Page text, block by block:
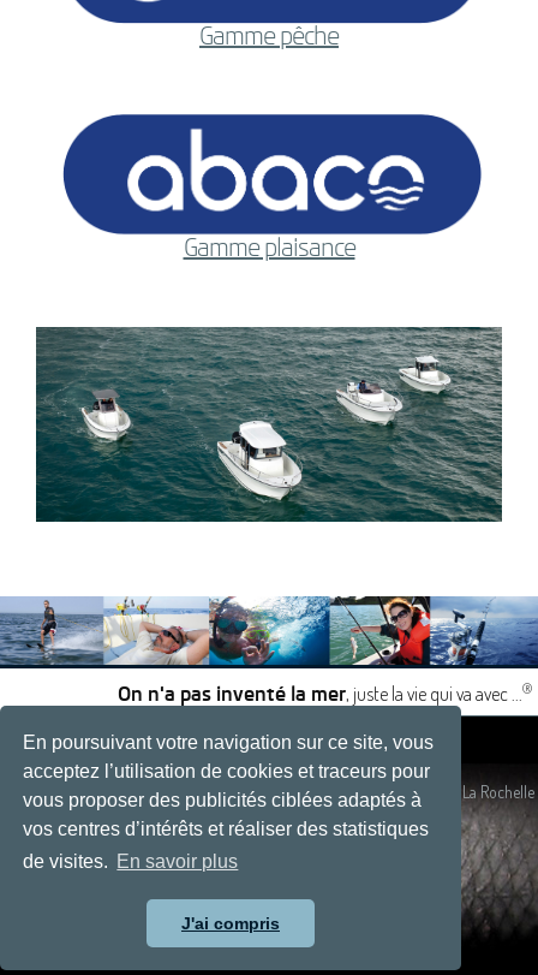
En poursuivant votre navigation sur ce site, vous
acceptez l’utilisation de cookies et traceurs pour
vous proposer des publicités ciblées adaptés à
vos centres d’intérêts et réaliser des statistiques
de visites. En savoir plus
J'ai compris
Gamme pêche
Gamme plaisance
On n'a pas inventé la mer, juste la vie qui va avec ...®
|
|
Plan du site- Site réalisé par Développement web, La Rochelle